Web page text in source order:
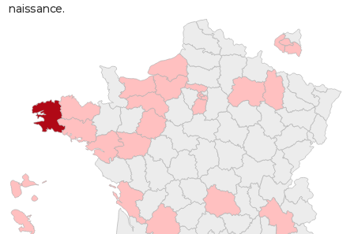
naissance.